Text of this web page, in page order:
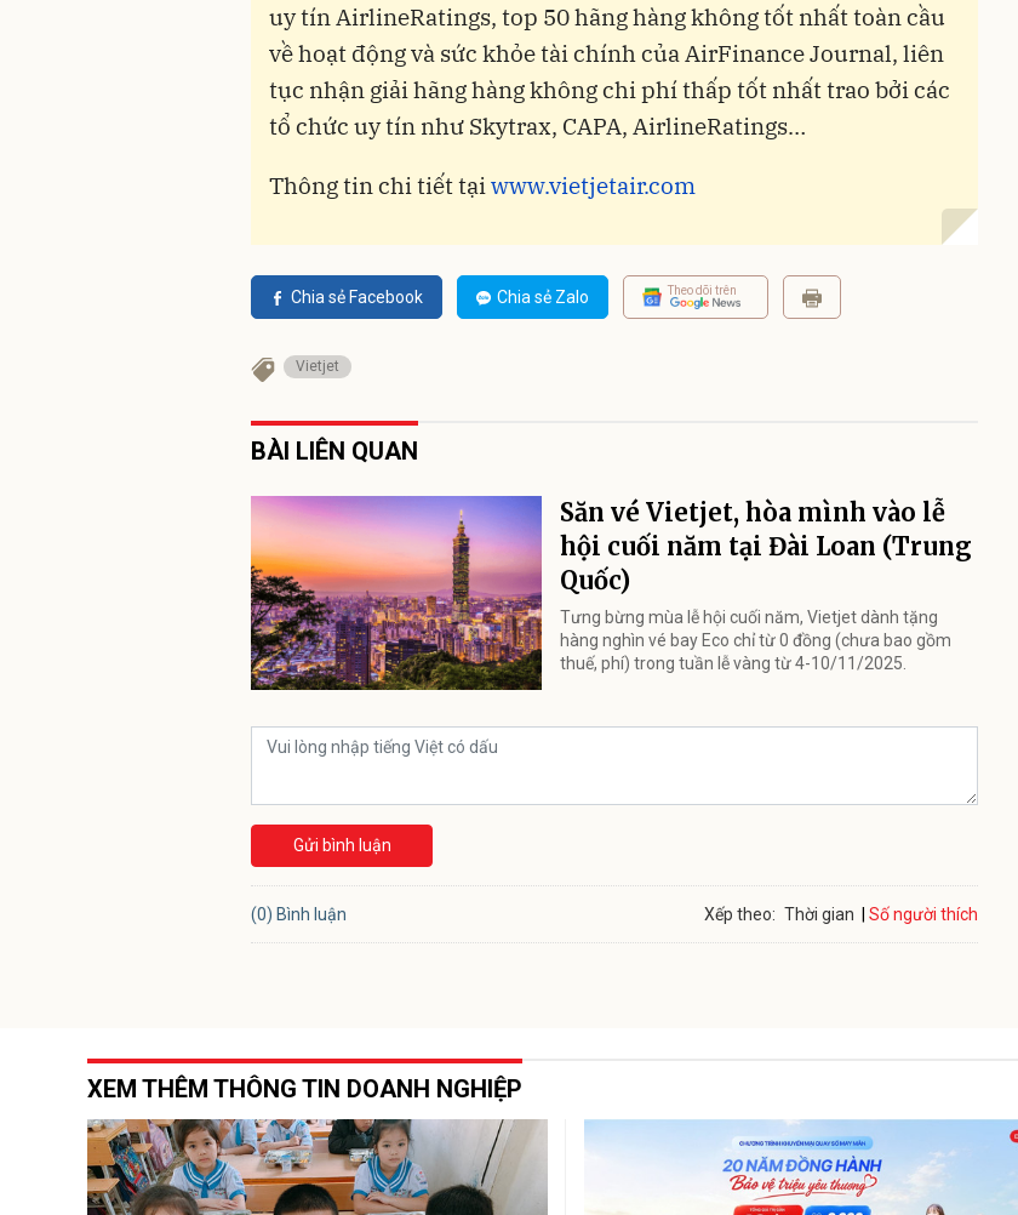
uy tín AirlineRatings, top 50 hãng hàng không tốt nhất toàn cầu
về hoạt động và sức khỏe tài chính của AirFinance Journal, liên
tục nhận giải hãng hàng không chi phí thấp tốt nhất trao bởi các
tổ chức uy tín như Skytrax, CAPA, AirlineRatings…
Thông tin chi tiết tạiwww.vietjetair.com
Chia sẻ Facebook Chia sẻ Zalo Theo dõi trên
Vietjet
BÀI LIÊN QUAN
Săn vé Vietjet, hòa mình vào lễ
hội cuối năm tại Đài Loan (Trung
Quốc)
Tưng bừng mùa lễ hội cuối năm, Vietjet dành tặng
hàng nghìn vé bay Eco chỉ từ 0 đồng (chưa bao gồm
thuế, phí) trong tuần lễ vàng từ 4-10/11/2025.
Gửi bình luận
(0) Bình luận Xếp theo: Thời gian Số người thích
XEM THÊM THÔNG TIN DOANH NGHIỆP